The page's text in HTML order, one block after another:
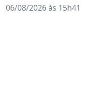
06/08/2026 às 15h41